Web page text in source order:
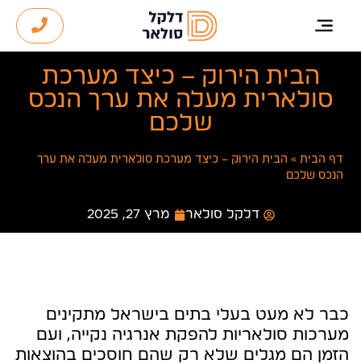
הבית הירוק – כיצד מערכת
סולארית מעלה את ערך הנכס
שלכם
דף הבית » הבית הירוק – כיצד מערכת סולארית מעלה את ערך
הנכס שלכם
דלקל סולאר מרץ 27, 2025
כבר לא מעט בעלי בתים בישראל מתקינים
מערכות סולאריות להפקת אנרגיה נקייה, ועם
הזמן הם מגלים שלא רק שהם חוסכים בהוצאות